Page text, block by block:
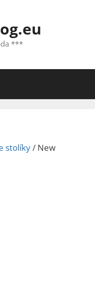
***
stolíky/ New